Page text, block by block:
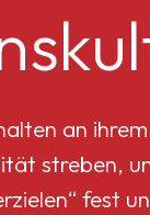
an
streben,
fest